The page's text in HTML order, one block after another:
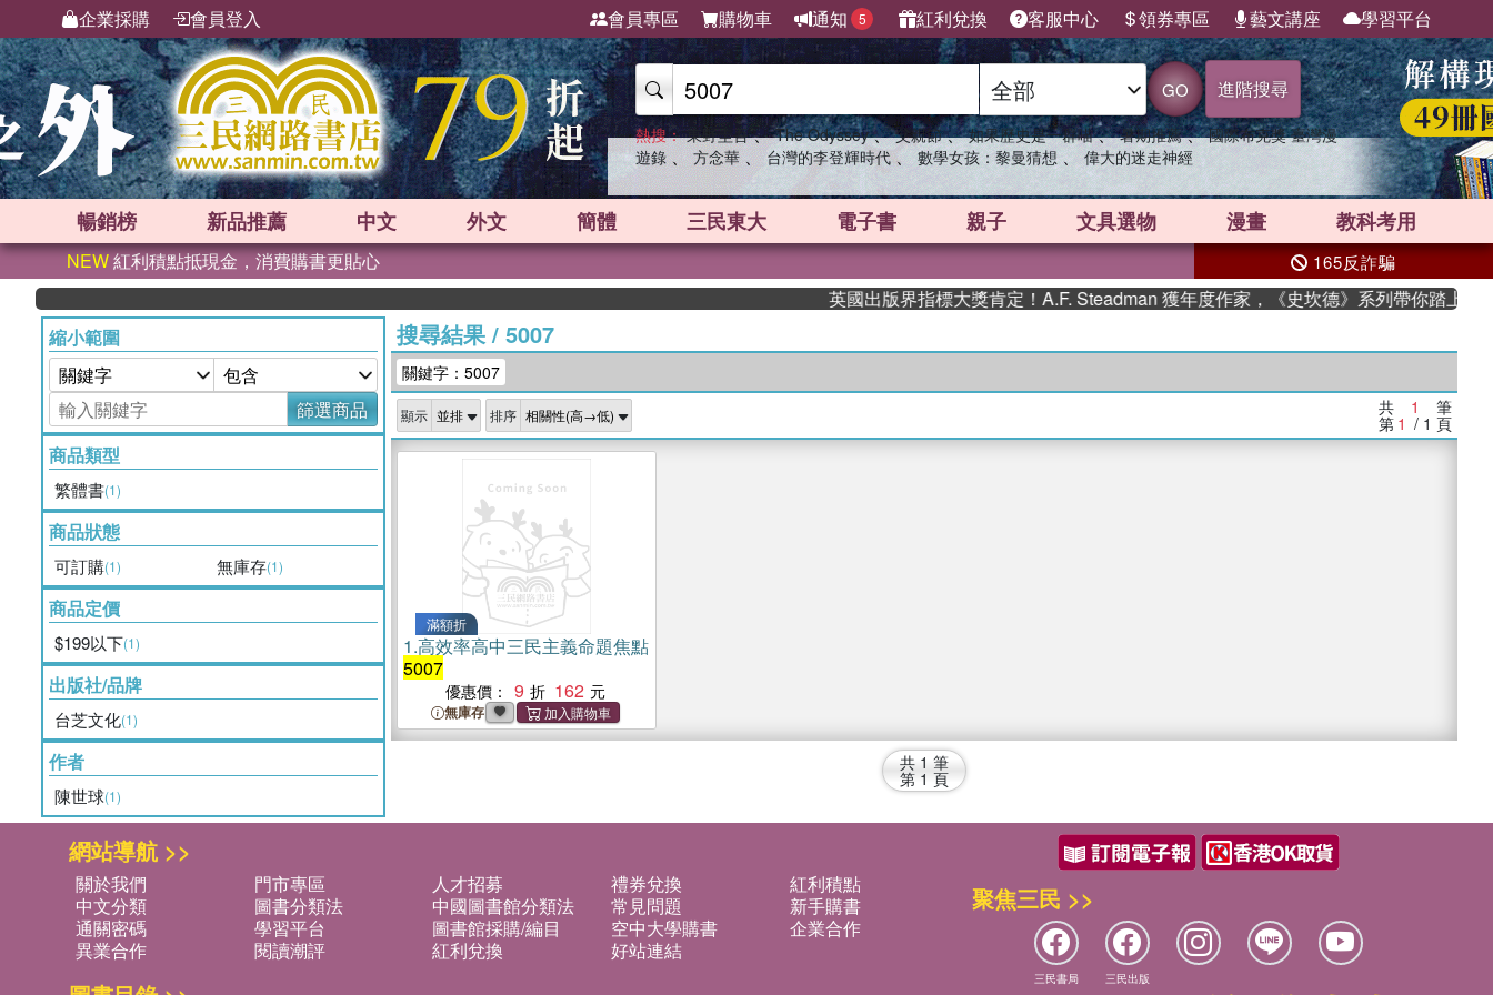
企業採購 會員登入 會員專區 購物車 通知 5 紅利兌換 客服中心 領券專區 藝文講座 學習平台
GO 進階搜尋
熱搜： 東野圭吾 、 The Odyssey 、 父親節 、 如果歷史是一群喵 、 暑期推薦 、 國際布克獎 臺灣漫
遊錄 、 方念華 、 台灣的李登輝時代 、 數學女孩：黎曼猜想 、 偉大的迷走神經
暢銷榜 新品推薦 中文 外文 簡體 三民東大 電子書 親子 文具選物 漫畫 教科考用
NEW紅利積點抵現金，消費購書更貼心 165反詐騙
英國出版界指標大獎肯定！A.F. Steadman 獲年度作家，《史坎德》系列帶你踏上熱血
縮小範圍
篩選商品
商品類型
繁體書(1)
商品狀態
可訂購(1) 無庫存(1)
商品定價
$199以下(1)
出版社/品牌
台芝文化(1)
作者
陳世球(1)
搜尋結果/ 5007
關鍵字：5007
顯示 排序 共 1 筆
第 1 / 1 頁
滿額折
1.高效率高中三民主義命題焦點
5007
優惠價： 9 162
無庫存
共 1 筆
第 1 頁
網站導航 >>
關於我們 門市專區 人才招募 禮券兌換
紅利積點
中文分類
圖書分類法 中國圖書館分類法 常見問題
新手購書
通關密碼
學習平台 圖書館採購/編目 空中大學購書
企業合作
異業合作
閱讀潮評 紅利兌換 好站連結
聚焦三民 >>
三民書局 三民出版